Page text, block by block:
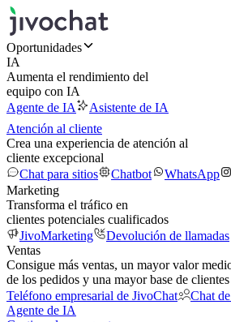
Oportunidades
IA
Aumenta el rendimiento del
equipo con IA
Agente de IA
Asistente de IA
Atención al cliente
Crea una experiencia de atención al
cliente excepcional
Chat para sitios
Chatbot WhatsApp
Marketing
Transforma el tráfico en
clientes potenciales cualificados
JivoMarketing
Devolución de llamadas
Ventas
Consigue más ventas, un mayor valor
de los pedidos y una mayor base de clientes
Teléfono empresarial de JivoChat
Chat
Agente de IA